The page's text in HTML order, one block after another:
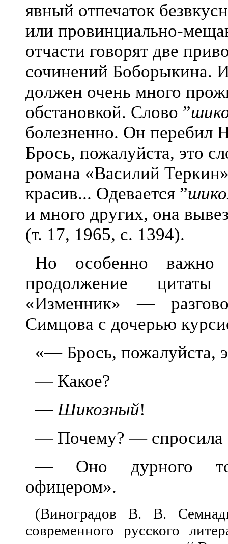
явный отпечаток
или провинциально-
отчасти говорят две
сочинений Боборыкина.
должен очень много
обстановкой. Слово ”
болезненно. Он перебил
Брось, пожалуйста, это
романа «Василий
красив... Одевается ”
и много других, она
(т. 17, 1965, с. 1394).
Но особенно важно
продолжение
«Изменник» —
Симцова с дочерью
«— Брось, пожалуйста,
— Какое?
—Шикозный!
— Почему? — спросила
— Оно дурного
офицером».
(Виноградов В. В.
современного русского